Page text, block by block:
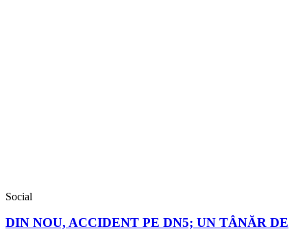
Social
DIN NOU, ACCIDENT PE DN5; UN TÂNĂR DE